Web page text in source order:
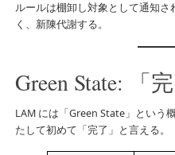
ルールは棚卸し対象として通知
く、新陳代謝する。
Green State: 「
LAM には「Green State」という
たして初めて「完了」と言える。